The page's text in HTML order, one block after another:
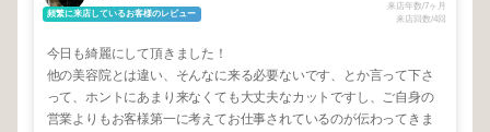
頻繁に来店しているお客様のレビュー
来店年数/7ヶ月
来店回数/4回
今日も綺麗にして頂きました！
他の美容院とは違い、そんなに来る必要ないです、とか言って下さ
って、ホントにあまり来なくても大丈夫なカットですし、ご自身の
営業よりもお客様第一に考えてお仕事されているのが伝わってきま